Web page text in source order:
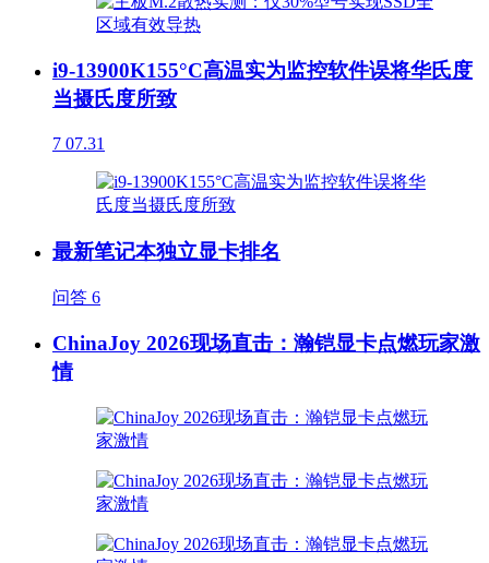
i9-13900K155°C高温实为监控软件误将华氏度
当摄氏度所致
7 07.31
最新笔记本独立显卡排名
问答 6
ChinaJoy 2026现场直击：瀚铠显卡点燃玩家激
情